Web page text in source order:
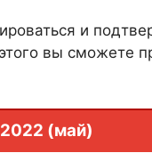
и
вы сможете
(май)